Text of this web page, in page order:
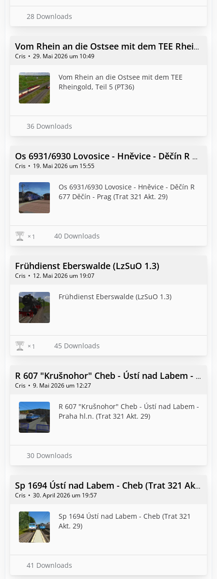
28 Downloads
Vom Rhein an die Ostsee mit dem TEE Rheingold, Teil 5 (PT36)
Cris 29. Mai 2026 um 10:49
Vom Rhein an die Ostsee mit dem TEE
Rheingold, Teil 5 (PT36)
36 Downloads
Os 6931/6930 Lovosice - Hněvice - Děčín R 677 Děčín - Prag (Trat 321 Akt. 29)
Cris 19. Mai 2026 um 15:55
Os 6931/6930 Lovosice - Hněvice - Děčín R
677 Děčín - Prag (Trat 321 Akt. 29)
1 40 Downloads
Frühdienst Eberswalde (LzSuO 1.3)
Cris 12. Mai 2026 um 19:07
Frühdienst Eberswalde (LzSuO 1.3)
1 45 Downloads
R 607 "Krušnohor" Cheb - Ústí nad Labem - Praha hl.n. (Trat 321 Akt. 29)
Cris 9. Mai 2026 um 12:27
R 607 "Krušnohor" Cheb - Ústí nad Labem -
Praha hl.n. (Trat 321 Akt. 29)
30 Downloads
Sp 1694 Ústí nad Labem - Cheb (Trat 321 Akt. 29)
Cris 30. April 2026 um 19:57
Sp 1694 Ústí nad Labem - Cheb (Trat 321
Akt. 29)
41 Downloads